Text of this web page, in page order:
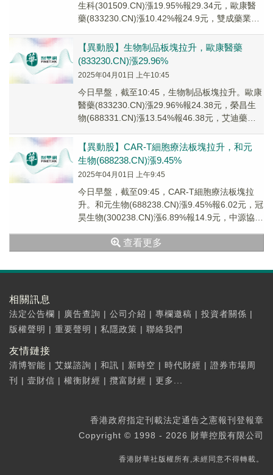
生科(301509.CN)漲19.95%報29.34元，歐康醫
藥(833230.CN)漲10.42%報24.9元，雙成藥業
【異動股】生物制品板塊拉升，歐康醫藥
(833230.CN)漲29.96%
2025年04月01日 上午10:45
今日早盤，截至10:45，生物制品板塊拉升。歐康
醫藥(833230.CN)漲29.96%報24.38元，榮昌生
物(688331.CN)漲13.54%報46.38元，艾迪藥業
【異動股】CAR-T細胞療法板塊拉升，和元
生物(688238.CN)漲9.45%
2025年04月01日 上午9:45
今日早盤，截至09:45，CAR-T細胞療法板塊拉
升。和元生物(688238.CN)漲9.45%報6.02元，冠
昊生物(300238.CN)漲6.89%報14.9元，中源協和
查看更多
相關訊息
法定公告欄 | 廣告查詢 | 公司介紹 | 專欄邀稿 | 投資者關係 |
版權聲明 | 重要聲明 | 私隱政策 | 聯絡我們
友情鏈接
清博智能 | 艾媒諮詢 | 和訊 | 新時空 | 時代財經 | 證券市場周
刊
| 壹財信 | 權衡財經 | 攬富財經 | 更多...
香港政府指定刊載法定通告之憲報刊登報章
Copyright © 1998 - 2026 財華控股有限公司
香港財華社版權所有,未經同意不得轉載。